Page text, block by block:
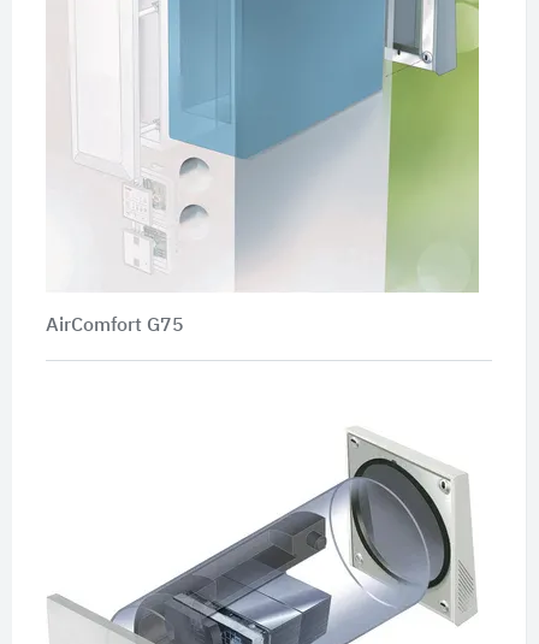
AirComfort G75